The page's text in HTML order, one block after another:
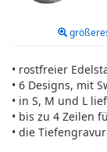
• rostfreier
• 6 Designs, mit
• in S, M und L
• bis zu 4 Zeilen
• die